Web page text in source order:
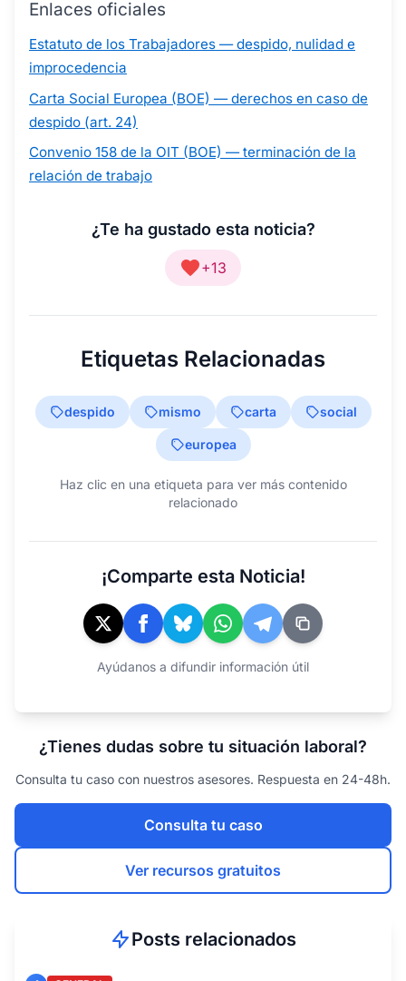
Enlaces oficiales
Estatuto de los Trabajadores — despido, nulidad e
improcedencia
Carta Social Europea (BOE) — derechos en caso de
despido (art. 24)
Convenio 158 de la OIT (BOE) — terminación de la
relación de trabajo
¿Te ha gustado esta noticia?
+13
Etiquetas Relacionadas
despido mismo carta social
europea
Haz clic en una etiqueta para ver más contenido
relacionado
¡Comparte esta Noticia!
Ayúdanos a difundir información útil
¿Tienes dudas sobre tu situación laboral?
Consulta tu caso con nuestros asesores. Respuesta en 24-48h.
Consulta tu caso
Ver recursos gratuitos
Posts relacionados